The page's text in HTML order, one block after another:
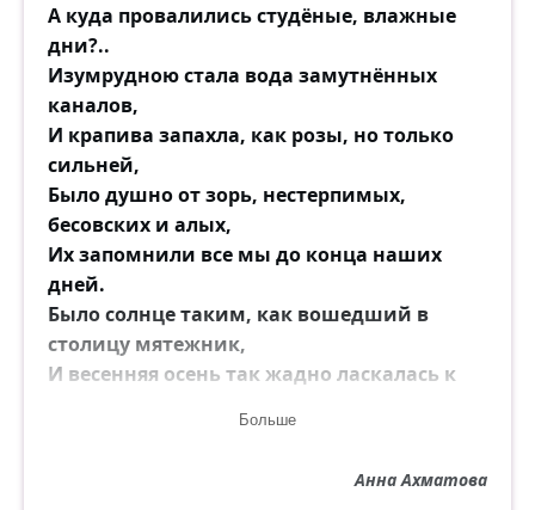
А куда провалились студёные, влажные
дни?..
Изумрудною стала вода замутнённых
каналов,
И крапива запахла, как розы, но только
сильней,
Было душно от зорь, нестерпимых,
бесовских и алых,
Их запомнили все мы до конца наших
дней.
Было солнце таким, как вошедший в
столицу мятежник,
И весенняя осень так жадно ласкалась к
Что казалось — сейчас забелеет
Вот когда подошёл ты, спокойный, к
Больше
Анна Ахматова